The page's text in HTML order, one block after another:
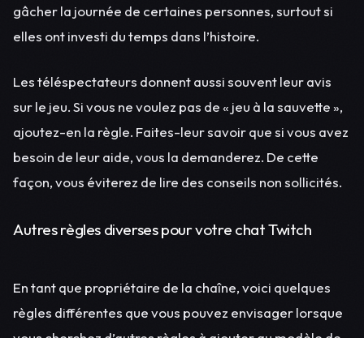
gâcher la journée de certaines personnes, surtout si
elles ont investi du temps dans l’histoire.
Les téléspectateurs donnent aussi souvent leur avis
sur le jeu. Si vous ne voulez pas de « jeu à la sauvette »,
ajoutez-en la règle. Faites-leur savoir que si vous avez
besoin de leur aide, vous la demanderez. De cette
façon, vous éviterez de lire des conseils non sollicités.
Autres règles diverses pour votre chat Twitch
En tant que propriétaire de la chaîne, voici quelques
règles différentes que vous pouvez envisager lorsque